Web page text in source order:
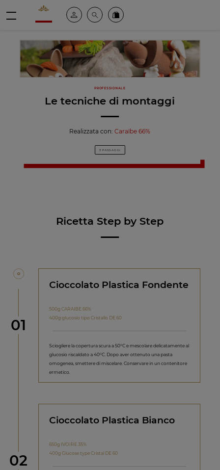
Valrhona - Imaginons le meilleur du chocolat
Il mio account
Cerca Ordinate i nostri prodotti online
PROFESSIONALE
Le tecniche di montaggi
Realizzata con:Caraïbe 66%
3 PASSAGGI
Ricetta Step by Step
Step
01
Cioccolato Plastica Fondente
500g CARAIBE 66%
400g glucosio tipo Cristallo DE 60
Sciogliere la copertura scura a 50°C e mescolare delicatamente al
glucosio riscaldato a 40°C. Dopo aver ottenuto una pasta
omogenea, smettere di miscelare. Conservare in un contenitore
ermetico.
Step
02
Cioccolato Plastica Bianco
650g IVOIRE 35%
400g Glucose type Cristal DE 60